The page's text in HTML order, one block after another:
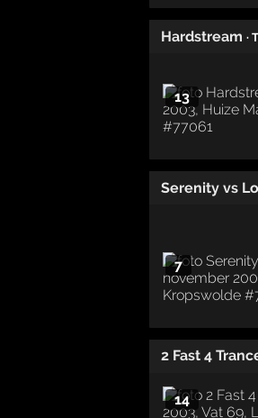
Hardstream ·
13
Serenity vs
7
2 Fast 4
14